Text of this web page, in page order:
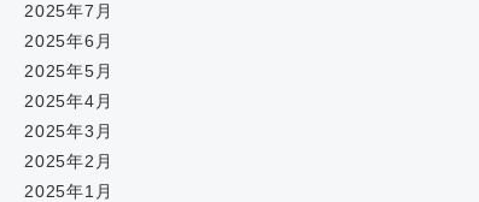
2025年7月
2025年6月
2025年5月
2025年4月
2025年3月
2025年2月
2025年1月